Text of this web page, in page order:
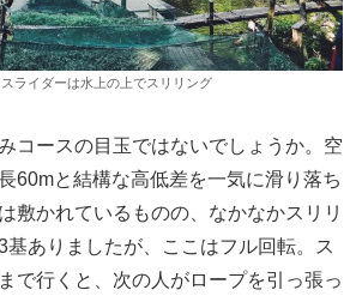
ライダーは水上の上でスリリング
コースの目玉ではないでしょうか。空
60mと結構な高低差を一気に滑り落ち
敷かれているものの、なかなかスリリ
基ありましたが、ここはフル回転。ス
で行くと、次の人がロープを引っ張っ